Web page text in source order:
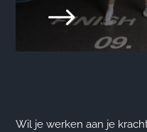
$
Wil je werken aan je